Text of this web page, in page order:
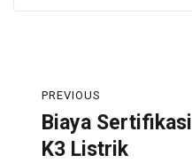
PREVIOUS
Biaya Sertifikasi
K3 Listrik